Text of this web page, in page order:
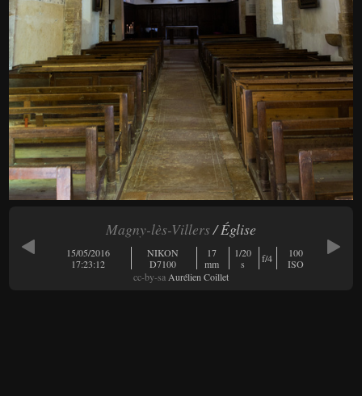
Magny-lès-Villers/ Église
15/05/2016
17:23:12
NIKON
D7100
17
mm
1/20
s
f/4
100
ISO
cc-by-saAurélien Coillet